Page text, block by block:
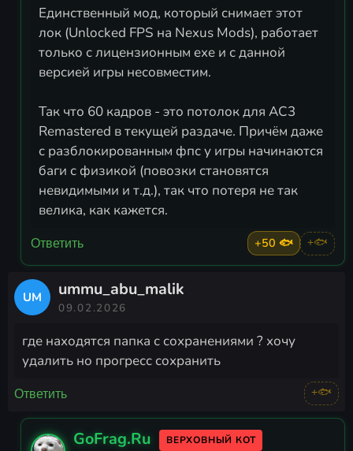
Единственный мод, который снимает этот
лок (Unlocked FPS на Nexus Mods), работает
только с лицензионным exe и с данной
версией игры несовместим.
Так что 60 кадров - это потолок для AC3
Remastered в текущей раздаче. Причём даже
с разблокированным фпс у игры начинаются
баги с физикой (повозки становятся
невидимыми и т.д.), так что потеря не так
велика, как кажется.
Ответить +50 🐟 +🐟
UM ummu_abu_malik
09.02.2026
где находятся папка с сохранениями ? хочу
удалить но прогресс сохранить
Ответить +🐟
GoFrag.Ru ВЕРХОВНЫЙ КОТ